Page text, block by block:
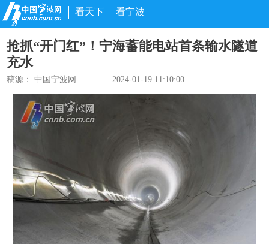
看天下 看宁波
抢抓“开门红”！宁海蓄能电站首条输水隧道
充水
稿源： 中国宁波网 2024-01-19 11:10:00